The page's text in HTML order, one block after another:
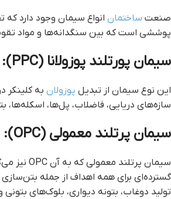
صنعت ساختمان انواع سیمان وجود دارد
پوششی است که بین سنگدانه‌ها و مواد
سیمان پورتلند پوزولانا (PPC):
این نوع سیمان از تبدیل پوزولان به کلینکر
سازه‌های دریایی، فاضلاب، پل‌ها، اسکله‌ها،
سیمان پرتلند معمولی (OPC):
سیمان پرتلند معمولی که به آن OPC نیز می‌گویند نوع پرکاربرد سیمان است که در سراسر دنیا تولید و مورد استفاده قرار می‌گیرد و این نوع سیمان به طور
گسترده‌ای برای همه اهداف از جمله
تولید دوغاب، بتونه دیواری، بلوک‌های